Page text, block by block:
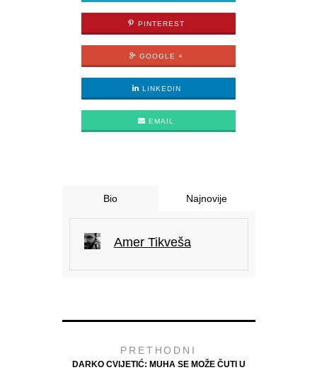
PINTEREST
GOOGLE +
LINKEDIN
EMAIL
Bio Najnovije
Amer Tikveša
PRETHODNI
DARKO CVIJETIĆ: MUHA SE MOŽE ČUTI U